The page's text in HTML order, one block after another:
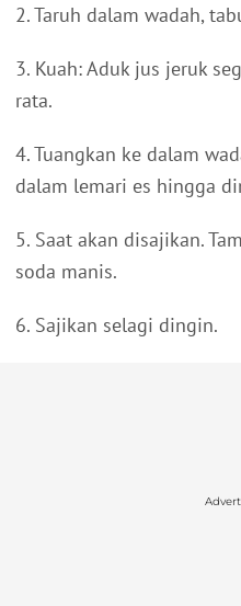
2. Taruh dalam wadah,
3. Kuah: Aduk jus jeruk
rata.
4. Tuangkan ke dalam
dalam lemari es hingga
5. Saat akan disajikan.
soda manis.
6. Sajikan selagi dingin.